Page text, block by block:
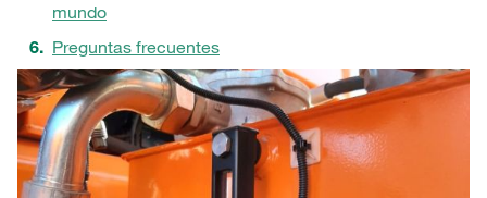
mundo
Preguntas frecuentes